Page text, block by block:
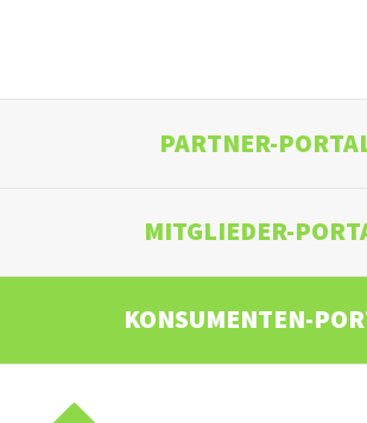
PARTNER-
MITGLIEDER-
KONSUMENTEN-